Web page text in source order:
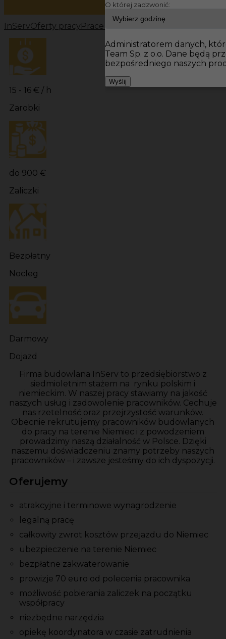
InServOferty pracy Prace wykończeniowe Niemcy
15 - 16 € / h
Zarobki
do 900 €
Zaliczki
Bezpłatny
Nocleg
Darmowy
Dojazd
Firma budowlana InServ to przedsiębiorstwo z
siedmioletnim stażem na rynku polskim i
niemieckim. W naszej pracy stawiamy na jakość
naszych usług i zadowolenie pracowników. Cechuje
nas rzetelność oraz przejrzystość warunków.
Obecnie rekrutujemy pracowników budowlanych
do pracy na terenie Niemiec i z powodzeniem
prowadzimy naszą działalność w Polsce. Dzięki
naszemu doświadczeniu znamy potrzeby naszych
pracowników – i zawsze jesteśmy do ich dyspozycji.
Oferujemy
atrakcyjne i terminowe wynagrodzenie
legalną pracę
całkowity zwrot kosztów przejazdu do Niemiec
ubezpieczenie na terenie Niemiec
bezpłatne zakwaterowanie
prowizje 70 euro od polecenia pracownika
możliwość pobierania zaliczek na początku
współpracy
niezbędne narzędzia
opiekę koordynatora w czasie zatrudnienia
O której zadzwonić:
Administratorem danych,
Team Sp. z o.o. Dane będą
bezpośredniego naszych
Wyślij